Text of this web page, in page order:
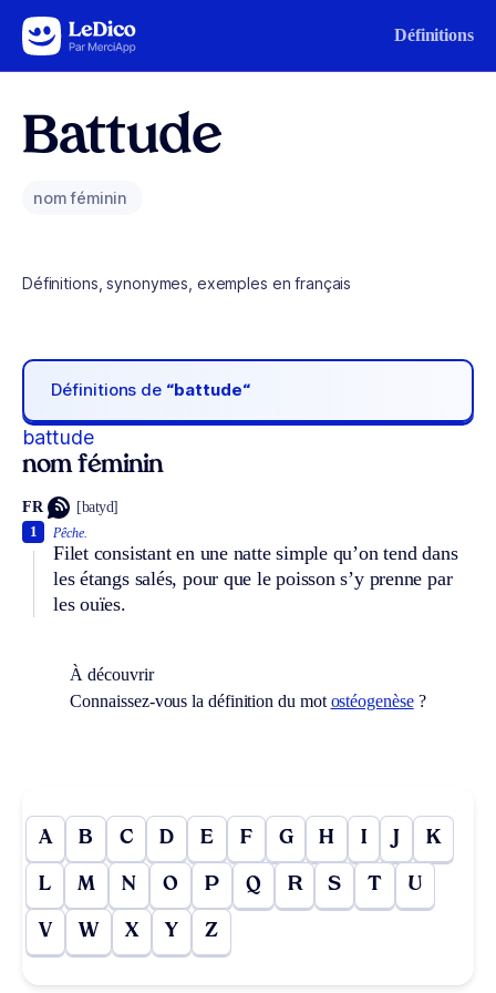
Aller au contenu Définitions
Battude
nom féminin
Définitions, synonymes, exemples en français
Définitions de “battude“
battude
nom féminin
FR [batyd]
Pêche.
Filet consistant en une natte simple qu’on tend dans
les étangs salés, pour que le poisson s’y prenne par
les ouïes.
1
À découvrir
Connaissez-vous la définition du mot ostéogenèse?
A B C D E F G H I J K
L M N O P Q R S T U
V W X Y Z